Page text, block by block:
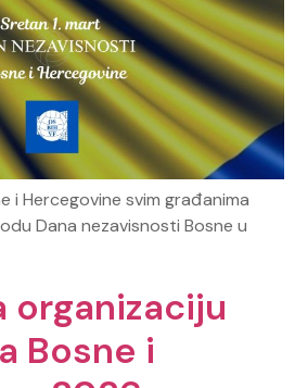
i Hercegovine svim građanima
Dana nezavisnosti Bosne u
organizaciju
Bosne i